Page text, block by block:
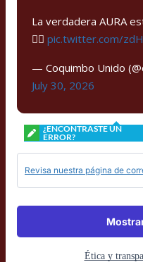
La verdadera AURA
🏴‍☠️ pic.twitter.com/
— Coquimbo Unido
July 30, 2026
¿ENCONTRASTE UN
ERROR?
Revisa nuestra página de
Ética y